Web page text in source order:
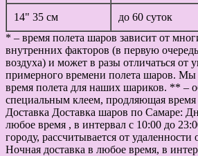
14" 35 см до 60 суток
* – время полета шаров зависит от
внутренних факторов (в первую
воздуха) и может в разы отличаться от
примерного времени полета шаров. Мы
время полета для наших шариков. ** –
специальным клеем, продляющая время
Доставка Доставка шаров по Самаре:
любое время , в интервал с 10:00 до
городу, рассчитывается от
Ночная доставка в любое время, в